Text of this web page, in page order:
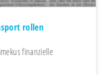
rollen
finanzielle